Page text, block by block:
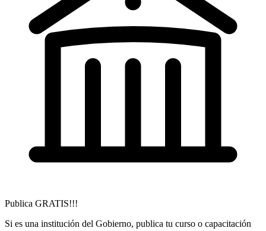
Publica GRATIS!!!
Si es una institución del Gobierno, publica tu curso o capacitación